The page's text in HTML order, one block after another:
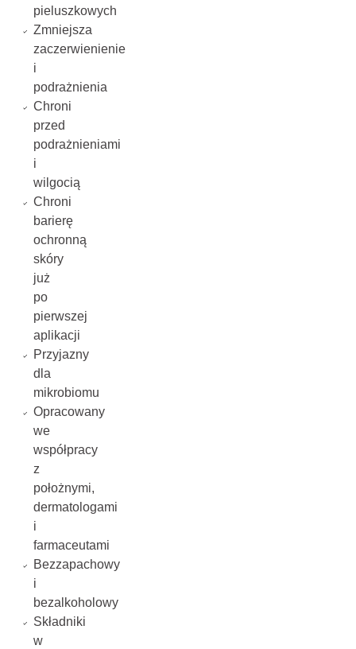
pieluszkowych
Zmniejsza
zaczerwienienie
i
podrażnienia
Chroni
przed
podrażnieniami
i
wilgocią
Chroni
barierę
ochronną
skóry
już
po
pierwszej
aplikacji
Przyjazny
dla
mikrobiomu
Opracowany
we
współpracy
z
położnymi,
dermatologami
i
farmaceutami
Bezzapachowy
i
bezalkoholowy
Składniki
w